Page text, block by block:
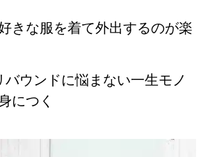
きな服を着て外出するのが楽
バウンドに悩まない一生モノ
につく